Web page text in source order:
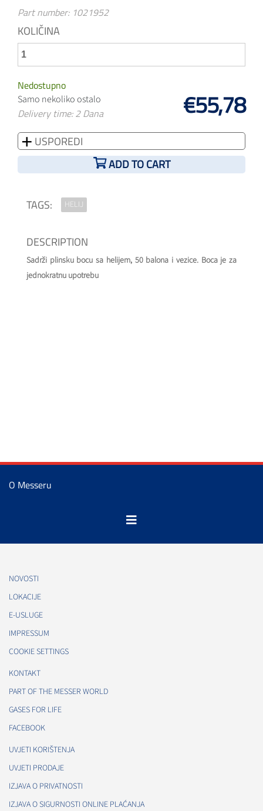
Part number: 1021952
KOLIČINA
Nedostupno
Samo nekoliko ostalo
Delivery time: 2 Dana €55,78
USPOREDI
ADD TO CART
TAGS: HELIJ
DESCRIPTION
Sadrži plinsku bocu sa helijem, 50 balona i vezice. Boca je za
jednokratnu upotrebu
O Messeru
NOVOSTI
LOKACIJE
E-USLUGE
IMPRESSUM
COOKIE SETTINGS
KONTAKT
PART OF THE MESSER WORLD
GASES FOR LIFE
FACEBOOK
UVJETI KORIŠTENJA
UVJETI PRODAJE
IZJAVA O PRIVATNOSTI
IZJAVA O SIGURNOSTI ONLINE PLAĆANJA